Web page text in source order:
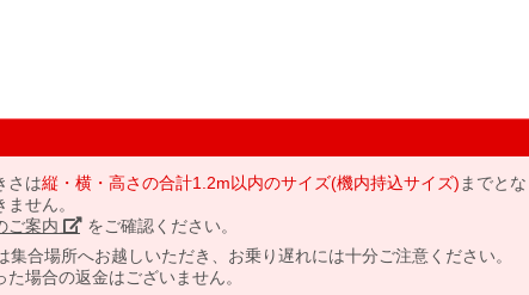
さは縦・横・高さの合計1.2m以内のサイズ(機内持込サイズ) までと
せん。
ご案内」 をご確認ください。
合場所へお越しいただき、お乗り遅れには十分ご注意ください。
場合の返金はございません。